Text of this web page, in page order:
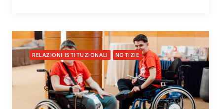
RELAZIONI ISTITUZIONALI NOTIZIE